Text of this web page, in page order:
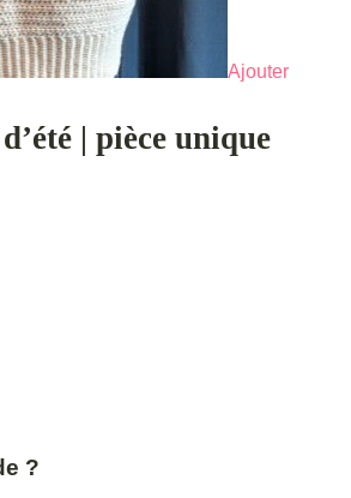
Ajouter
| pièce unique
?